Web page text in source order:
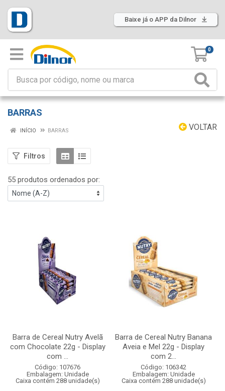
Baixe já o APP da Dilnor
0
BARRAS
VOLTAR
INÍCIO BARRAS
Filtros
55 produtos ordenados por:
Barra de Cereal Nutry Avelã
com Chocolate 22g - Display
com ...
Código: 107676
Embalagem: Unidade
Caixa contém 288 unidade(s)
Barra de Cereal Nutry Banana
Aveia e Mel 22g - Display
com 2...
Código: 106342
Embalagem: Unidade
Caixa contém 288 unidade(s)